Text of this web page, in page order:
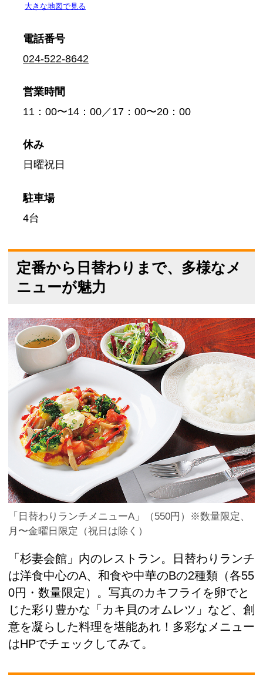
電話番号
024-522-8642
営業時間
11：00〜14：00／17：00〜20：00
休み
日曜祝日
駐車場
4台
定番から日替わりまで、多様なメ
ニューが魅力
「日替わりランチメニューA」（550円）※数量限定、
月〜金曜日限定（祝日は除く）
「杉妻会館」内のレストラン。日替わりランチ
は洋食中心のA、和食や中華のBの2種類（各55
0円・数量限定）。写真のカキフライを卵でと
じた彩り豊かな「カキ貝のオムレツ」など、創
意を凝らした料理を堪能あれ！多彩なメニュー
はHPでチェックしてみて。